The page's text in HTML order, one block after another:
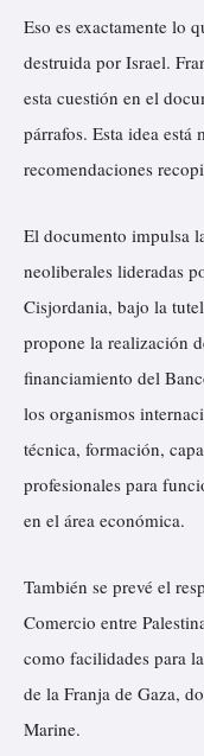
Eso es exactamente lo
destruida por Israel.
esta cuestión en el
párrafos. Esta idea está
recomendaciones
El documento impulsa
neoliberales lideradas
Cisjordania, bajo la
propone la realización
financiamiento del
los organismos
técnica, formación,
profesionales para
en el área económica.
También se prevé el
Comercio entre
como facilidades para
de la Franja de Gaza,
Marine.